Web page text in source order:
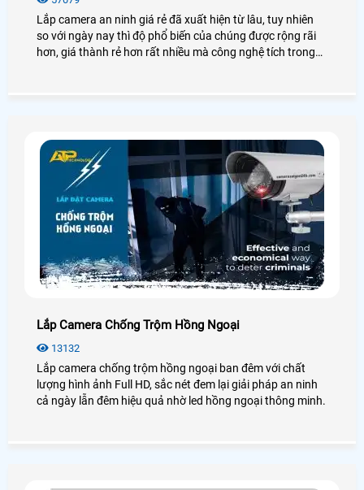
Lắp camera an ninh giá rẻ đã xuất hiện từ lâu, tuy nhiên
so với ngày nay thì độ phổ biến của chúng được rộng rãi
hơn, giá thành rẻ hơn rất nhiều mà công nghệ tích trong
Lắp Camera Chống Trộm Hồng Ngoại
13132
Lắp camera chống trộm hồng ngoại ban đêm với chất
lượng hình ảnh Full HD, sắc nét đem lại giải pháp an ninh
cả ngày lẫn đêm hiệu quả nhờ led hồng ngoại thông minh.